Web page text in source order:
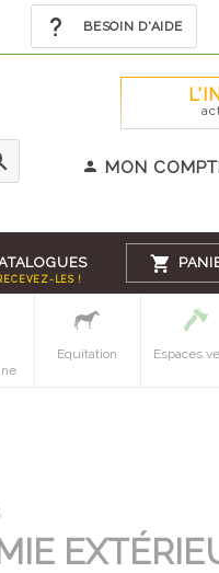
BESOIN D'AIDE
MON
LES !
Equitation Espaces